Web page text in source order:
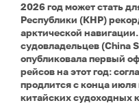
2026 год может стать
Республики (КНР)
арктической
судовладельцев (China
опубликовала первый
рейсов на этот год:
продлится с конца
китайских судоходных